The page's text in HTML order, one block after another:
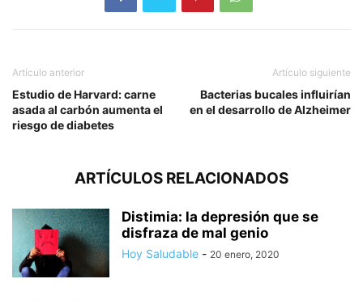
Artículo anterior
Estudio de Harvard: carne
asada al carbón aumenta el
riesgo de diabetes
Artículo siguiente
Bacterias bucales influirían
en el desarrollo de Alzheimer
ARTÍCULOS RELACIONADOS
Distimia: la depresión que se
disfraza de mal genio
Hoy Saludable - 20 enero, 2020